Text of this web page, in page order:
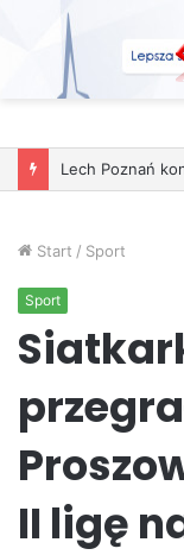
Start / Sport
Sport
II ligę